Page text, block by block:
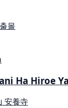
몰
Ha Hiroe
安養寺